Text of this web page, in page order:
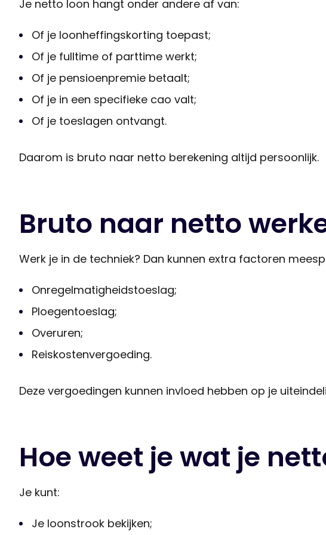
Je netto loon hangt onder andere af van:
Of je loonheffingskorting toepast;
Of je fulltime of parttime werkt;
Of je pensioenpremie betaalt;
Of je in een specifieke cao valt;
Of je toeslagen ontvangt.
Daarom is bruto naar netto berekening altijd persoonlijk.
Bruto naar netto
Werk je in de techniek? Dan kunnen extra factoren
Onregelmatigheidstoeslag;
Ploegentoeslag;
Overuren;
Reiskostenvergoeding.
Deze vergoedingen kunnen invloed hebben op je
Hoe weet je wat je
Je kunt:
Je loonstrook bekijken;